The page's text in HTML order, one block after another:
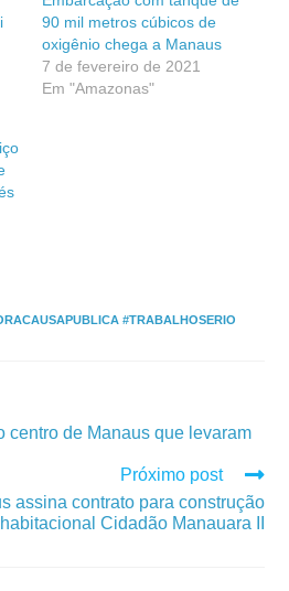
90 mil metros cúbicos de
oxigênio chega a Manaus
7 de fevereiro de 2021
Em "Amazonas"
#TRABALHOSERIO
centro de Manaus que levaram
Próximo post
assina contrato para construção
Cidadão Manauara II